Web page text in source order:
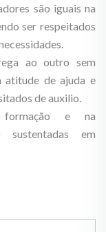
são iguais na
ser respeitados
ao outro sem
atitude de ajuda e
de auxilio.
e na
sustentadas em